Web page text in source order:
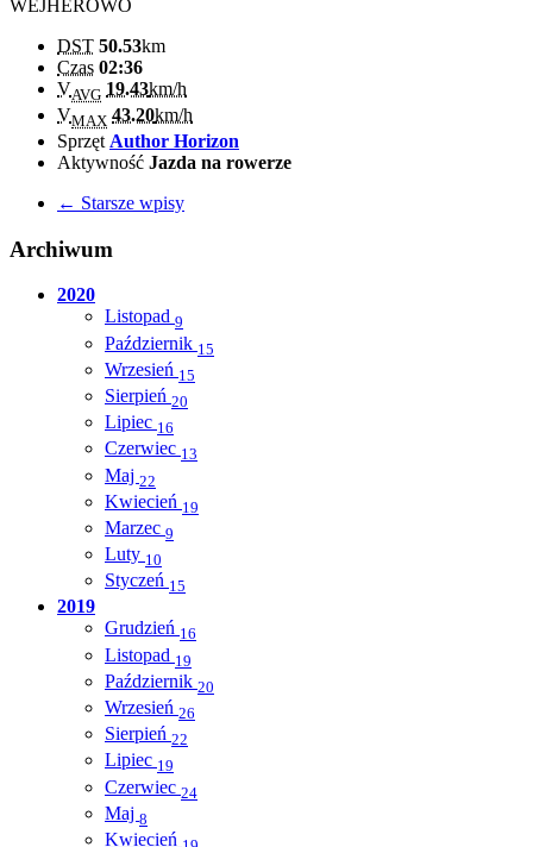
WEJHEROWO
DST 50.53km
Czas 02:36
VAVG 19.43km/h
VMAX 43.20km/h
Sprzęt Author Horizon
Aktywność Jazda na rowerze
← Starsze wpisy
Archiwum
2020
Listopad 9
Październik 15
Wrzesień 15
Sierpień 20
Lipiec 16
Czerwiec 13
Maj 22
Kwiecień 19
Marzec 9
Luty 10
Styczeń 15
2019
Grudzień 16
Listopad 19
Październik 20
Wrzesień 26
Sierpień 22
Lipiec 19
Czerwiec 24
Maj 8
Kwiecień